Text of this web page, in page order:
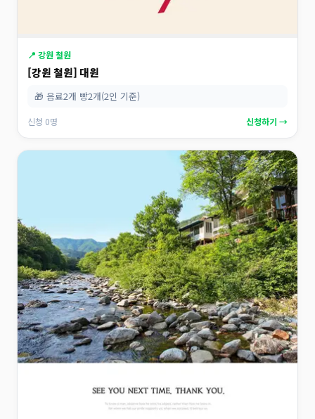
📍 강원 철원
[강원 철원] 대원
🎁 음료2개 빵2개(2인 기준)
신청 0명 신청하기 →